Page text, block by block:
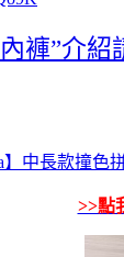
內褲”
】中長款撞色
>>點